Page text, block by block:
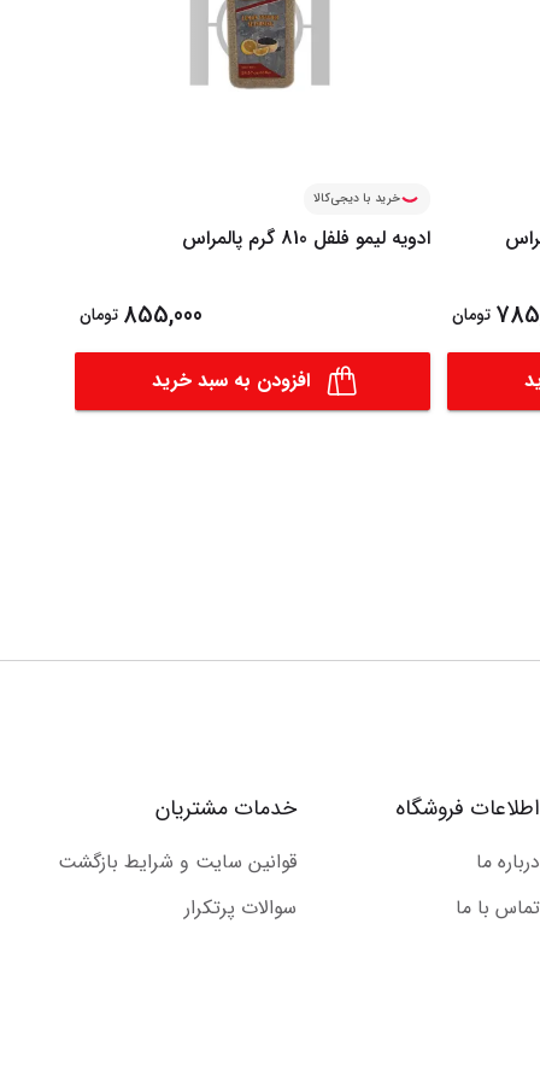
تومان
خرید با دیجی‌کالا
ادویه لیمو فلفل 810 گرم پالمراس
855,000 تومان
افزودن به سبد خرید
اطلاعات فروشگاه
درباره ما
تماس با ما
خدمات مشتریان
قوانین سایت و شرایط بازگشت
سوالات پرتکرار